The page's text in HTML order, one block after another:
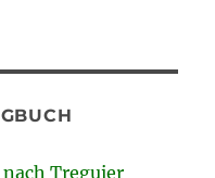
Treguier